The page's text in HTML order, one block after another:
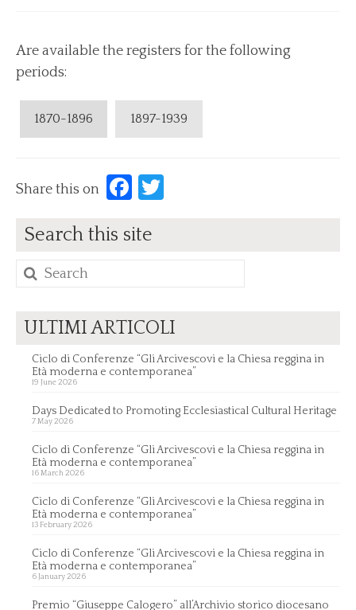
Archive News
Are available the registers for the following
periods:
1870-1896 1897-1939
Share this on Facebook
Search this site
Search
for:
ULTIMI ARTICOLI
Ciclo di Conferenze “Gli Arcivescovi e la Chiesa reggina in
Età moderna e contemporanea”
19 June 2026
Days Dedicated to Promoting Ecclesiastical Cultural Heritage
7 May 2026
Ciclo di Conferenze “Gli Arcivescovi e la Chiesa reggina in
Età moderna e contemporanea”
16 March 2026
Ciclo di Conferenze “Gli Arcivescovi e la Chiesa reggina in
Età moderna e contemporanea”
13 February 2026
Ciclo di Conferenze “Gli Arcivescovi e la Chiesa reggina in
Età moderna e contemporanea”
6 January 2026
Premio “Giuseppe Calogero” all’Archivio storico diocesano